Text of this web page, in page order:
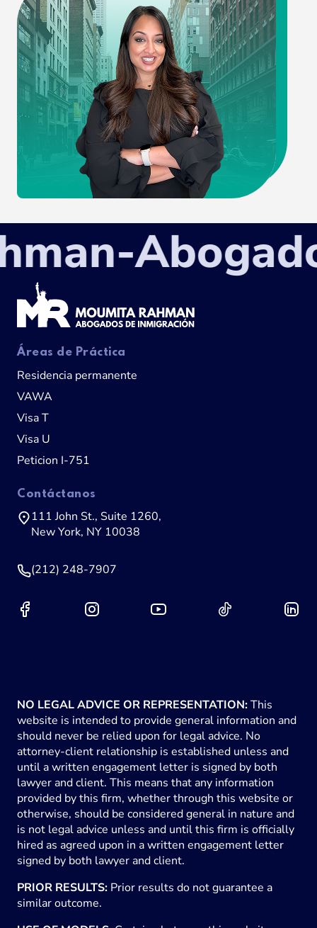
Áreas de Práctica
Residencia permanente
VAWA
Visa T
Visa U
Peticion I-751
Contáctanos
111 John St., Suite 1260,
New York, NY 10038
(212) 248-7907
NO LEGAL ADVICE OR REPRESENTATION:This
website is intended to provide general information and
should never be relied upon for legal advice. No
attorney-client relationship is established unless and
until a written engagement letter is signed by both
lawyer and client. This means that any information
provided by this firm, whether through this website or
otherwise, should be considered general in nature and
is not legal advice unless and until this firm is officially
hired as agreed upon in a written engagement letter
signed by both lawyer and client.
PRIOR RESULTS: Prior results do not guarantee a
similar outcome.